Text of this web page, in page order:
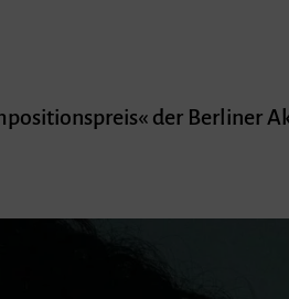
der Berliner